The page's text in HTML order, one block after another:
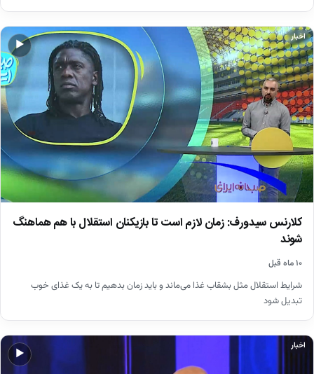
▶
اخبار
کلارنس سیدورف: زمان لازم است تا بازیکنان استقلال با هم هماهنگ
شوند
۱۰ ماه قبل
شرایط استقلال مثل بشقاب غذا می‌ماند و باید زمان بدهیم تا به یک غذای خوب
تبدیل شود
▶
اخبار